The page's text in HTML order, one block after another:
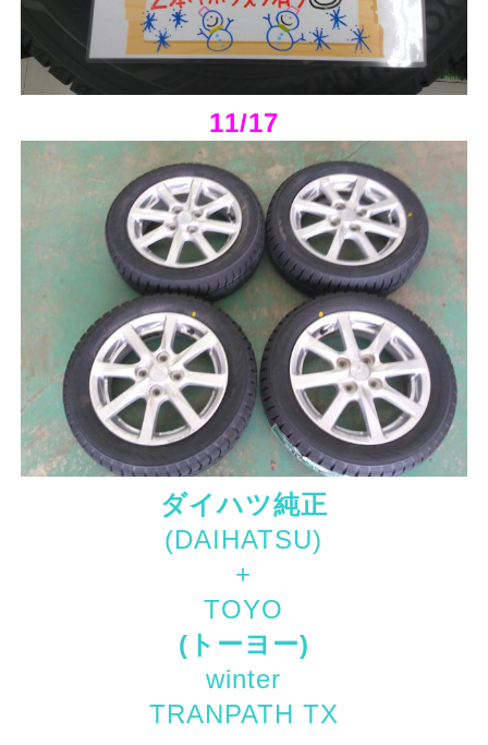
11/17
ダイハツ純正
(DAIHATSU)
+
TOYO
(トーヨー)
winter
TRANPATH TX